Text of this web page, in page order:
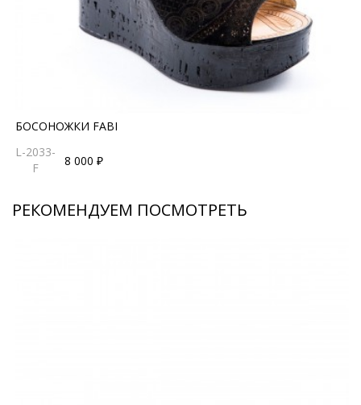
БОСОНОЖКИ FABI
L-2033-
F
8 000 ₽
РЕКОМЕНДУЕМ ПОСМОТРЕТЬ